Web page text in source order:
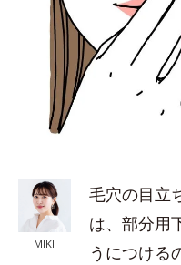
MIKI
毛穴の目立
は、部分用
うにつける